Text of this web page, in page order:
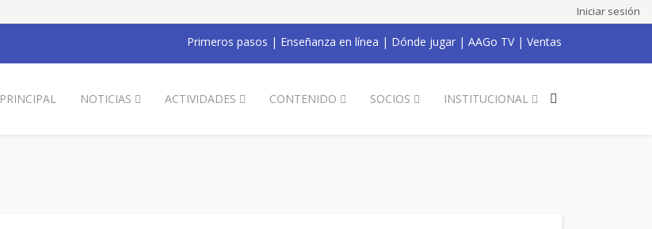
Iniciar sesión
Primeros pasos | Enseñanza en línea | Dónde jugar | AAGo TV| Ventas
PRINCIPAL NOTICIAS ACTIVIDADES CONTENIDO SOCIOS INSTITUCIONAL